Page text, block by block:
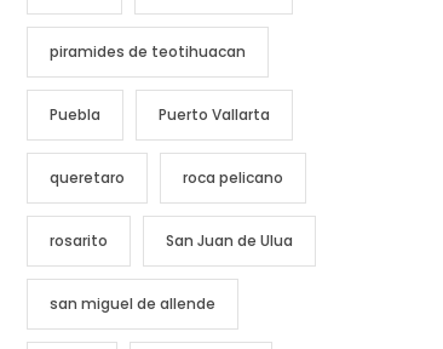
piramides de teotihuacan
Puebla Puerto Vallarta
queretaro roca pelicano
rosarito San Juan de Ulua
san miguel de allende